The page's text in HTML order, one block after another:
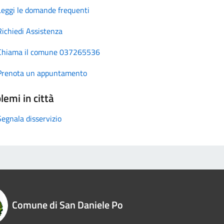
le domande frequenti
Assistenza
il comune 037265536
un appuntamento
in città
disservizio
Comune di San Daniele Po